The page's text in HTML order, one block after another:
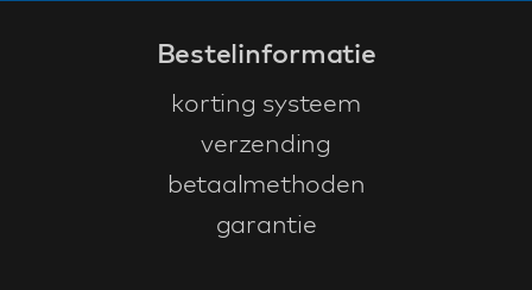
Bestelinformatie
korting systeem
verzending
betaalmethoden
garantie